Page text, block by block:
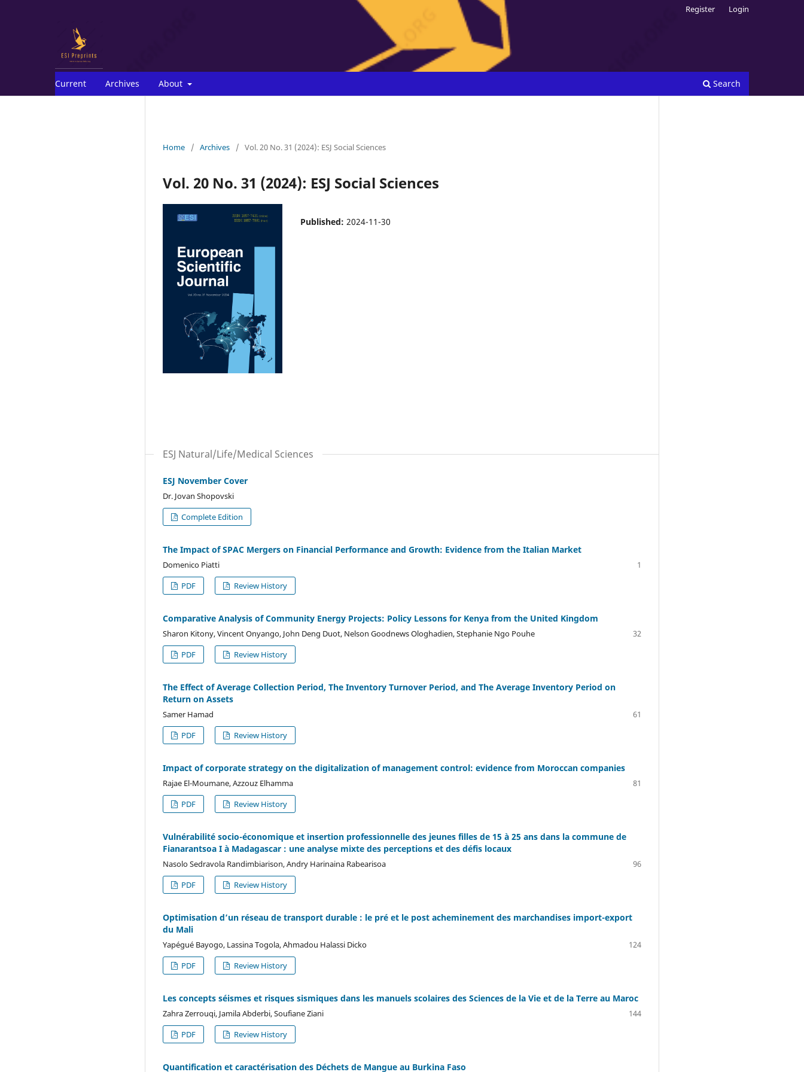
Current Archives About Search
Register Login
Home / Archives / Vol. 20 No. 31 (2024): ESJ Social Sciences
Vol. 20 No. 31 (2024): ESJ Social Sciences
Published: 2024-11-30
ESJ Natural/Life/Medical Sciences
ESJ November Cover
Dr. Jovan Shopovski
Complete Edition
The Impact of SPAC Mergers on Financial Performance and Growth: Evidence from the Italian Market
Domenico Piatti
1
PDF
Review History
Comparative Analysis of Community Energy Projects: Policy Lessons for Kenya from the United Kingdom
Sharon Kitony, Vincent Onyango, John Deng Duot, Nelson Goodnews Ologhadien, Stephanie Ngo Pouhe
32
PDF
Review History
The Effect of Average Collection Period, The Inventory Turnover Period, and The Average Inventory Period on
Return on Assets
Samer Hamad
61
PDF
Review History
Impact of corporate strategy on the digitalization of management control: evidence from Moroccan companies
Rajae El-Moumane, Azzouz Elhamma
81
PDF
Review History
Vulnérabilité socio-économique et insertion professionnelle des jeunes filles de 15 à 25 ans dans la commune de
Fianarantsoa I à Madagascar : une analyse mixte des perceptions et des défis locaux
Nasolo Sedravola Randimbiarison, Andry Harinaina Rabearisoa
96
PDF
Review History
Optimisation d’un réseau de transport durable : le pré et le post acheminement des marchandises import-export
du Mali
Yapégué Bayogo, Lassina Togola, Ahmadou Halassi Dicko
124
PDF
Review History
Les concepts séismes et risques sismiques dans les manuels scolaires des Sciences de la Vie et de la Terre au Maroc
Zahra Zerrouqi, Jamila Abderbi, Soufiane Ziani
144
PDF
Review History
Quantification et caractérisation des Déchets de Mangue au Burkina Faso